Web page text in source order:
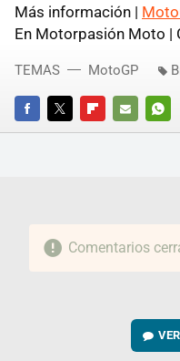
Más información |
En Motorpasión Moto |
FACEBOOKTWITTERFLIPBOARD
E-
TEMAS MotoGP
Comentarios
VER